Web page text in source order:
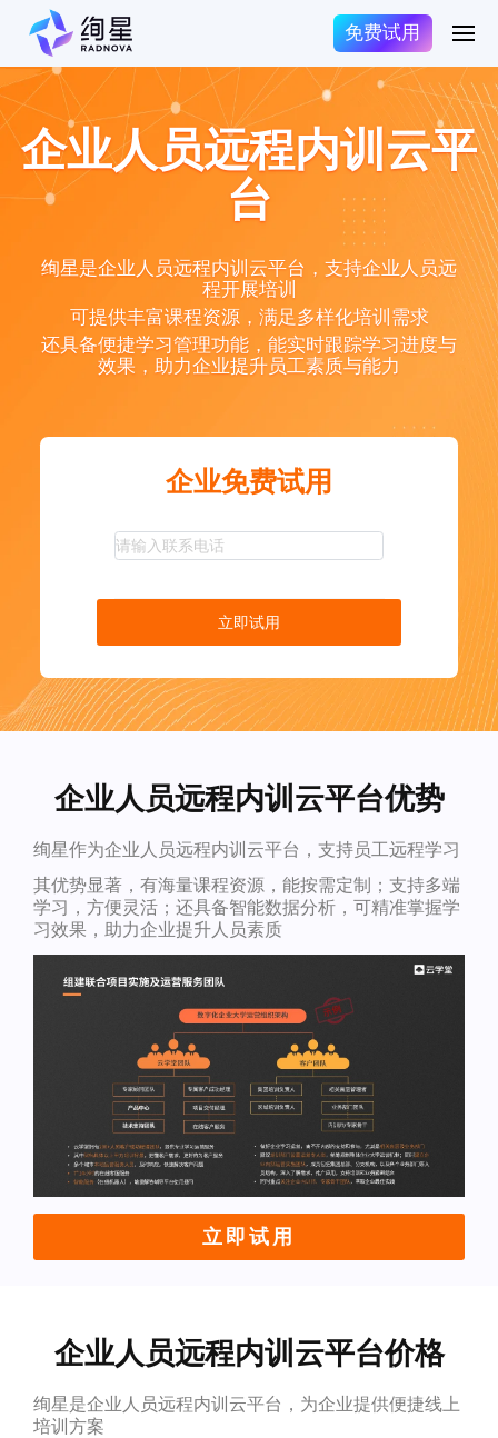
免费试用
企业人员远程内训云平
台
绚星是企业人员远程内训云平台，支持企业人员远
程开展培训
可提供丰富课程资源，满足多样化培训需求
还具备便捷学习管理功能，能实时跟踪学习进度与
效果，助力企业提升员工素质与能力
企业免费试用
立即试用
企业人员远程内训云平台优势
绚星作为企业人员远程内训云平台，支持员工远程学习
其优势显著，有海量课程资源，能按需定制；支持多端
学习，方便灵活；还具备智能数据分析，可精准掌握学
习效果，助力企业提升人员素质
立即试用
企业人员远程内训云平台价格
绚星是企业人员远程内训云平台，为企业提供便捷线上
培训方案